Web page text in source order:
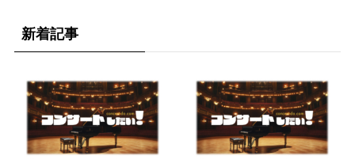
新着記事